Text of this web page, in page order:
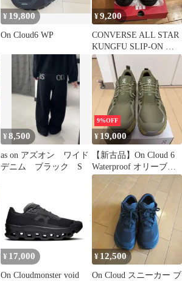
¥ 19,800
On Cloud6 WP
¥9,200
CONVERSE ALL STAR
KUNGFU SLIP-ON カ
ンフー 虎
¥8,500
as on アズオン ワイド
デニム ブラック S
9%OFF
¥ 19,000
【新古品】On Cloud 6
Waterproof オリーブ
27.0cm
¥ 17,000
On Cloudmonster void
¥ 12,500
On Cloud スニーカー ブ